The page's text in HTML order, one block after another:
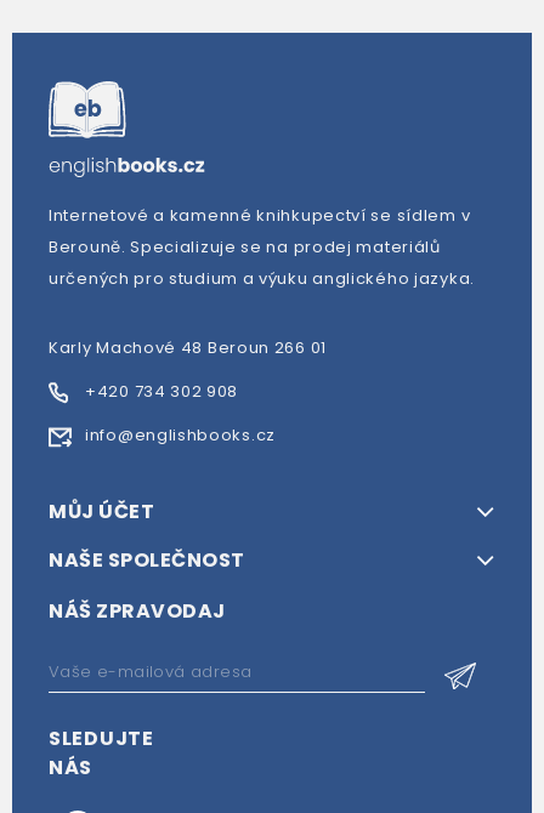
Internetové a kamenné knihkupectví se sídlem v
Berouně. Specializuje se na prodej materiálů
určených pro studium a výuku anglického jazyka.
Karly Machové 48 Beroun 266 01
+420 734 302 908
info@englishbooks.cz
MŮJ ÚČET
NAŠE SPOLEČNOST
NÁŠ ZPRAVODAJ
SLEDUJTE
NÁS